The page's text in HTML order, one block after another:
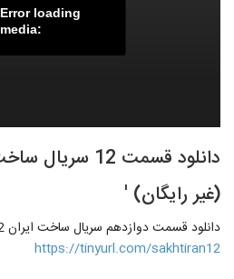
Error loading
media:
(غیر رایگان) '
دانلود قسمت دوازدهم سریال ساخت ایران 2 فصل دوم -->
https://tinyurl.com/sakhtiran12